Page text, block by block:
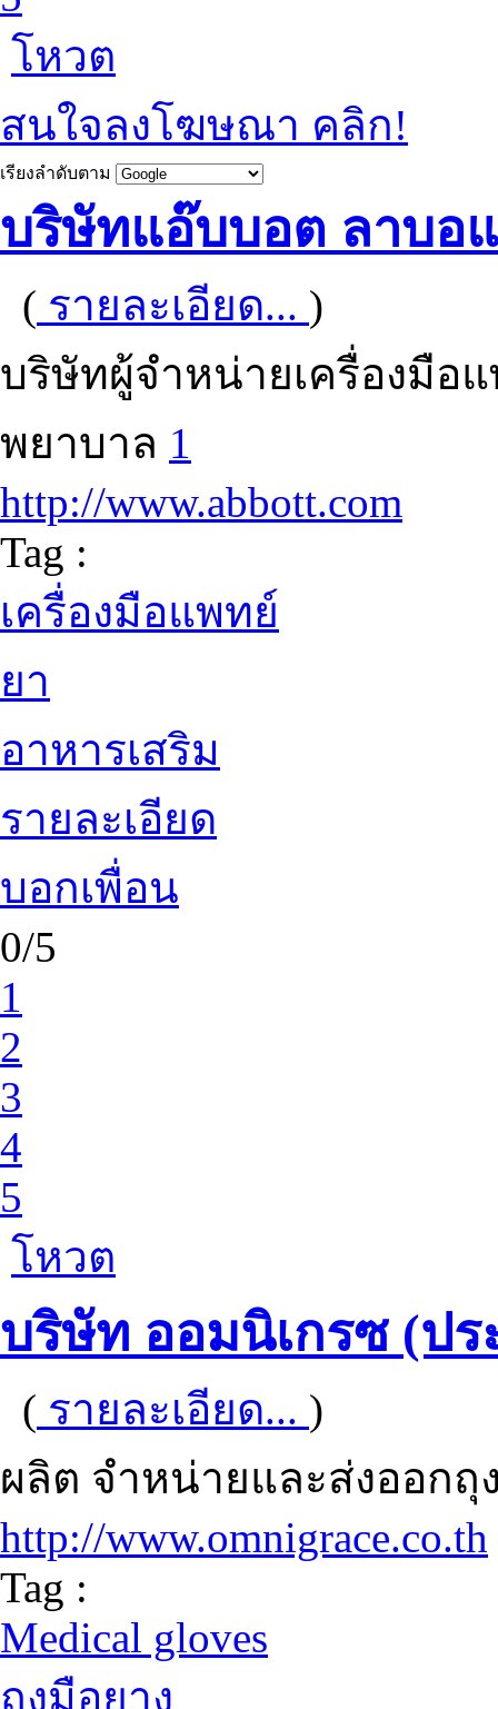
โหวต
สนใจลงโฆษณา คลิก!
เรียงลำดับตาม
บริษัทแอ๊บบอต ลาบอ
( รายละเอียด... )
บริษัทผู้จำหน่ายเครื่องมือ
พยาบาล 1
http://www.abbott.com
Tag :
เครื่องมือแพทย์
ยา
อาหารเสริม
รายละเอียด
บอกเพื่อน
0/5
1
2
3
4
5
โหวต
บริษัท ออมนิเกรซ (ปร
( รายละเอียด... )
ผลิต จำหน่ายและส่งออก
http://www.omnigrace.co.th
Tag :
Medical gloves
ถุงมือยาง